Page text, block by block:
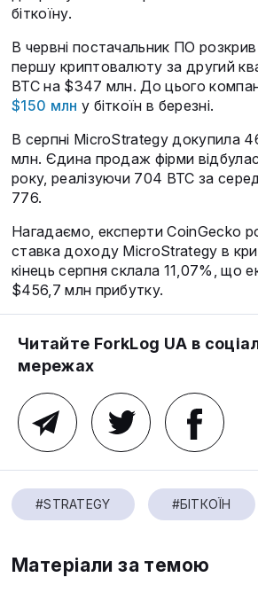
біткоїну.
В червні постачальник ПО розкрив
першу криптовалюту за другий
BTC на $347 млн. До цього
$150 млн у біткоїн в березні.
В серпні MicroStrategy докупила
млн. Єдина продаж фірми
року, реалізуючи 704 BTC за
776.
Нагадаємо, експерти CoinGecko
ставка доходу MicroStrategy в
кінець серпня склала 11,07%, що
$456,7 млн прибутку.
Читайте ForkLog UA в
мережах
#STRATEGY #БІТКОЇН
Матеріали за темою